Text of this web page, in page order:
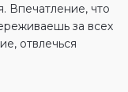
Впечатление, что
за всех
отвлечься